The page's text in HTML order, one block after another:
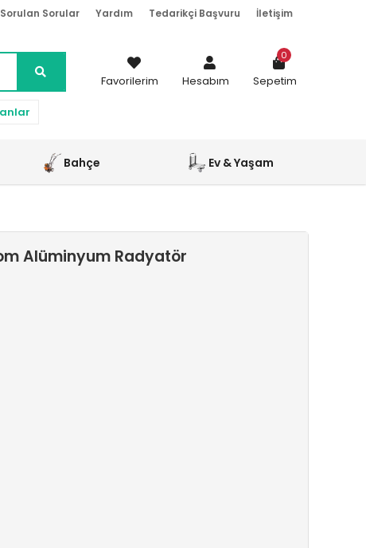
Sorulan Sorular Yardım Tedarikçi Başvuru İletişim
Favorilerim Hesabım Sepetim
0
Bahçe Ev & Yaşam
Alüminyum Radyatör